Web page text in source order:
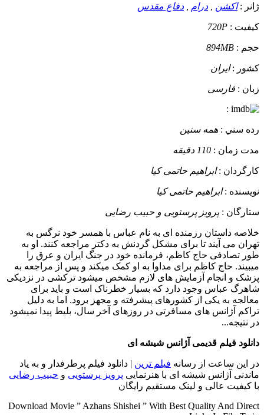
ژانر :اکشن درام دفاع مقدس
کيفيت : 720P
حجم : 894MB
کشور :ایران
زبان : فارسی
:
رده سني : همه سنین
مدت زمان : 110 دقیقه
کارگردان :ابراهیم حاتمی کیا
نويسنده :ابراهیم حاتمی کیا
ستارگان :پرویز پرستویی و حبیب رضایی
خلاصه داستان رزمنده ای به نام عباس با همسر خود نرگس به
تهران می آیند تا برای مشکل گردنش به دکتر مراجعه کنند. او به
طور تصادفی حاج کاظم، فرمانده خود در جنگ ایران و عرق را
میبیند. حاج کاظم برای مداوا به او کمک میکند و پس از مراجعه به
پزشک و انجام آزمایش های لازم مشخص میشود ترکشی در نزدیکی
شاهرگ عباس وجود دارد که بسیار خطرناک است و باید برای
معالجه به یکی از کشورهای پیشرفته و مجهز برود. اما به دلیل
تراکم آژانس های مسافرتی در روزهای آخر سال، بلیط پیدا نمیشود
در نتیجه...
دانلود فیلم قدیمی آژانس شیشه ای
در این ساعت از رسانه فیلم ترین | دانلود فیلم پرطرفدار و به یاد
ماندنی آژانس شیشه ای با هنرنمایی پرویز پرستویی و حبیب رضایی
با کیفیت عالی و لینک مستقیم رایگان
Download Movie ” Azhans Shishei ” With Best Quality And Direct